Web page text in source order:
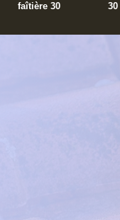
faîtière 30
30